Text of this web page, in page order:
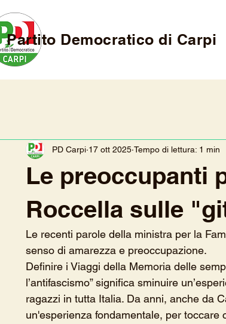
Partito Democratico di Carpi
Le preoccupanti
Roccella sulle
PD Carpi 17 ott 2025 Tempo di lettura: 1 min
Le recenti parole della ministra per la
senso di amarezza e preoccupazione.
Definire i Viaggi della Memoria delle
l’antifascismo” significa sminuire
ragazzi in tutta Italia. Da anni, anche da
un'esperienza fondamentale, per